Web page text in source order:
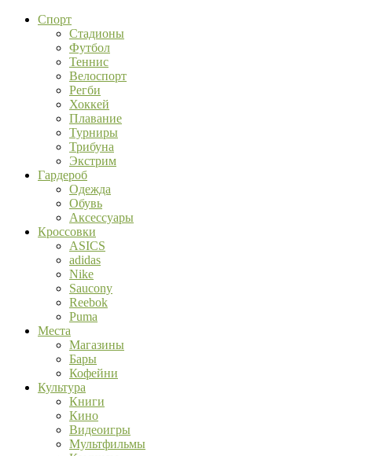
Спорт
Стадионы
Футбол
Теннис
Велоспорт
Регби
Хоккей
Плавание
Турниры
Трибуна
Экстрим
Гардероб
Одежда
Обувь
Аксессуары
Кроссовки
ASICS
adidas
Nike
Saucony
Reebok
Puma
Места
Магазины
Бары
Кофейни
Культура
Книги
Кино
Видеоигры
Мультфильмы